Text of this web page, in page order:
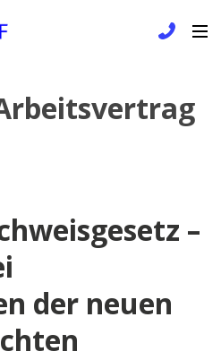
–
der neuen